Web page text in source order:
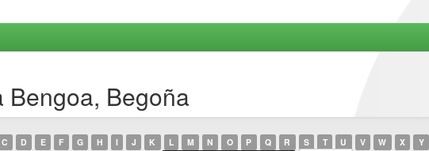
Bengoa, Begoña
C D E F G H I J K L M N O P Q R S T U V W X Y